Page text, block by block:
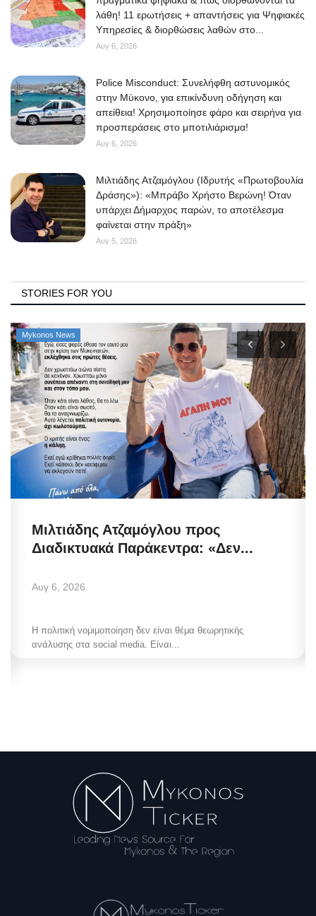
λάθη! 11 ερωτήσεις + απαντήσεις για Ψηφιακές
Υπηρεσίες & διορθώσεις λαθών στο...
Αυγ 6, 2026
Police Misconduct: Συνελήφθη αστυνομικός
στην Μύκονο, για επικίνδυνη οδήγηση και
απείθεια! Χρησιμοποίησε φάρο και σειρήνα για
προσπεράσεις στο μποτιλιάρισμα!
Αυγ 6, 2026
Μιλτιάδης Ατζαμόγλου (Ιδρυτής «Πρωτοβουλία
Δράσης»): «Μπράβο Χρήστο Βερώνη! Όταν
υπάρχει Δήμαρχος παρών, το αποτέλεσμα
φαίνεται στην πράξη»
Αυγ 5, 2026
STORIES FOR YOU
Mykonos News
Μιλτιάδης Ατζαμόγλου προς
Διαδικτυακά Παράκεντρα: «Δεν...
Αυγ 6, 2026
Η πολιτική νομιμοποίηση δεν είναι θέμα θεωρητικής
ανάλυσης στα social media. Είναι...